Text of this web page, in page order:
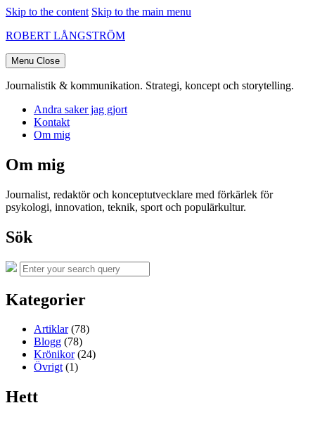
Skip to the content Skip to the main menu
ROBERT LÅNGSTRÖM
Menu Close
Journalistik & kommunikation. Strategi, koncept och storytelling.
Andra saker jag gjort
Kontakt
Om mig
Om mig
Journalist, redaktör och konceptutvecklare med förkärlek för
psykologi, innovation, teknik, sport och populärkultur.
Sök
Search
for:
Search
Kategorier
Artiklar(78)
Blogg (78)
Krönikor(24)
Övrigt(1)
Hett